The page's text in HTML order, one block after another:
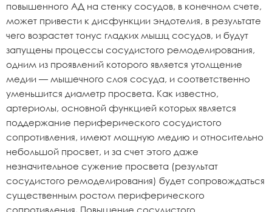
повышенного АД на стенку сосудов, в конечном счете,
может привести к дисфункции эндотелия, в результате
чего возрастет тонус гладких мышц сосудов, и будут
запущены процессы сосудистого ремоделирования,
одним из проявлений которого является утолщение
медии — мышечного слоя сосуда, и соответственно
уменьшится диаметр просвета. Как известно,
артериолы, основной функцией которых является
поддержание периферического сосудистого
сопротивления, имеют мощную медию и относительно
небольшой просвет, и за счет этого даже
незначительное сужение просвета (результат
сосудистого ремоделирования) будет сопровождаться
существенным ростом периферического
сопротивления. Повышение сосудистого